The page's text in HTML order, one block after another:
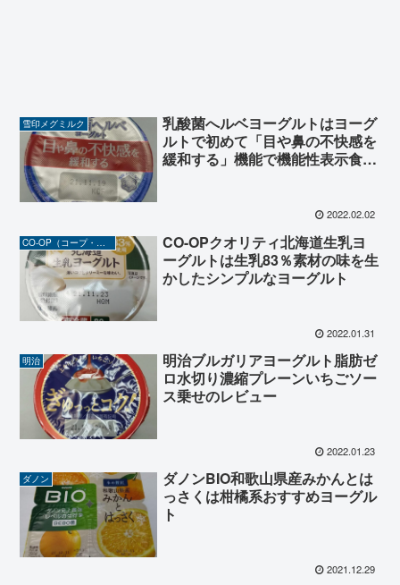
雪印メグミルク
乳酸菌へルベヨーグルトはヨーグ
ルトで初めて「目や鼻の不快感を
緩和する」機能で機能性表示食品
2022.02.02
CO-OPクオリティ北海道生乳ヨ
ーグルトは生乳83％素材の味を生
かしたシンプルなヨーグルト
2022.01.31
明治
明治ブルガリアヨーグルト脂肪ゼ
ロ水切り濃縮プレーンいちごソー
ス乗せのレビュー
2022.01.23
ダノン
ダノンBIO和歌山県産みかんとは
っさくは柑橘系おすすめヨーグル
ト
2021.12.29